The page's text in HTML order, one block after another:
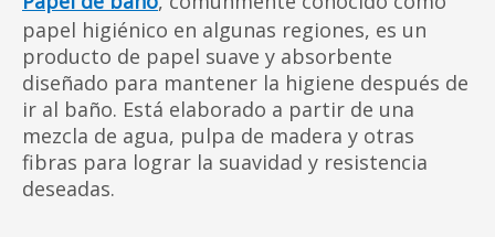
papel higiénico en algunas regiones, es un
producto de papel suave y absorbente
diseñado para mantener la higiene después de
ir al baño. Está elaborado a partir de una
mezcla de agua, pulpa de madera y otras
fibras para lograr la suavidad y resistencia
deseadas.